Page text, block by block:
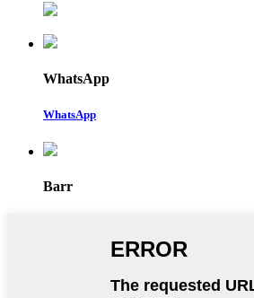
WhatsApp
WhatsApp
Barr